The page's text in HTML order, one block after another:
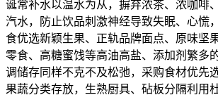
诞常补水以温水为从，摒弃浓茶、浓咖啡
汽水，防止饮品刺激神经导致失眠、心慌
食优选新颖生果、正轨品牌面点、原味坚
零食、高糖蜜饯等高油高盐、添加剂繁多
调储存同样不克不及松弛，采购食材优先
果蔬分类存放，生熟厨具、砧板分隔利用